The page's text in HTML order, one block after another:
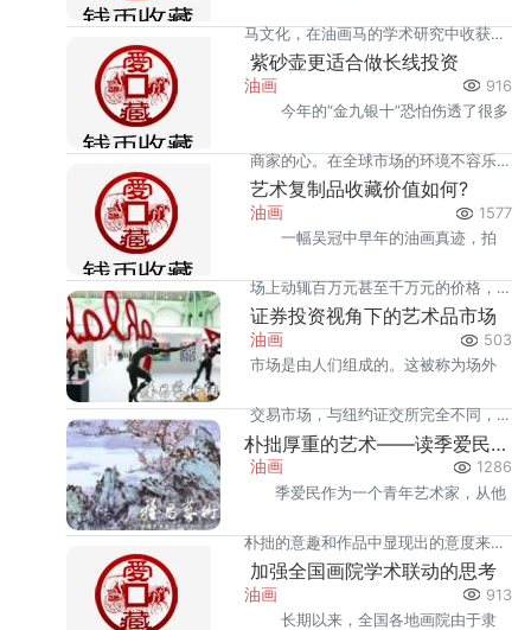
温，但鱼龙混杂的回收渠道里，能精准
识别版别溢
马文化，在油画马的学术研究中收获颇
丰。因此他对李福荣先生的油画马作品
论的高度，高屋建瓴，条分缕析。
油画 916
紫砂壶更适合做长线投资
今年的“金九银十”恐怕伤透了很多
商家的心。在全球市场的环境不容乐
观，股市、债市、大宗商品纷纷资产
处安放。
油画 1577
艺术复制品收藏价值如何?
一幅吴冠中早年的油画真迹，拍
场上动辄百万元甚至千万元的价格，
实在令人望而却步;可是，一幅精致的
油画 503
证券投资视角下的艺术品市场
市场是由人们组成的。这被称为场外
交易市场，与纽约证交所完全不同，
不是一个实实在在的交易场所。
油画 1286
朴拙厚重的艺术——读季爱民的山水画
季爱民作为一个青年艺术家，从他
朴拙的意趣和作品中显现出的意度来
看，他属于后者。他从小生长在苏北农
油画 913
加强全国画院学术联动的思考
长期以来，全国各地画院由于隶